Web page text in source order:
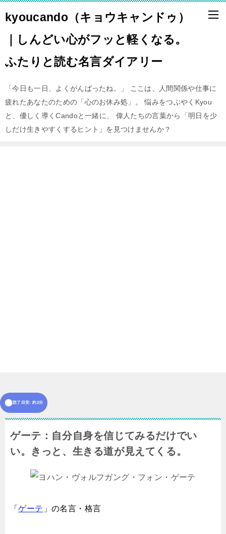
kyoucando（キョウキャンドゥ）
｜しんどい心がフッと軽くなる。
ふたりと読む名言ダイアリー
「今日も一日、よくがんばったね。」 ここは、人間関係や仕事に
疲れたあなたのための「心のお休み処」。 悩みをつぶやくKyou
と、優しく導くCandoと一緒に、 偉人たちの言葉から「明日を少
しだけ生きやすくするヒント」を見つけませんか？
読了目安: 約2分
ゲーテ：自分自身を信じてみるだけでい
い。きっと、生きる道が見えてくる。
「ゲーテ 」の名言・格言